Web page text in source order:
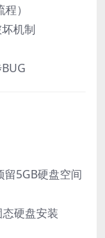
）
机制
留5GB硬盘空间
硬盘安装